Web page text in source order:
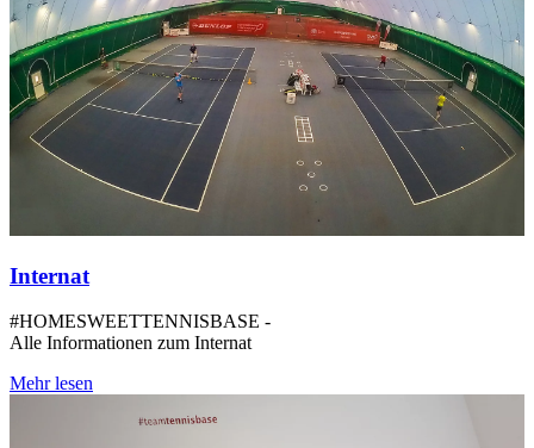
Internat
#HOMESWEETTENNISBASE -
Alle Informationen zum Internat
Mehr lesen